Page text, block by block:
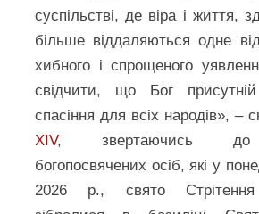
суспільстві, де віра і життя,
більше віддаляються одне
хибного і спрощеного
свідчити, що Бог
спасіння для всіх народів», –
XIV, звертаючись до
богопосвячених осіб, які у
2026 р., свято Стрітення